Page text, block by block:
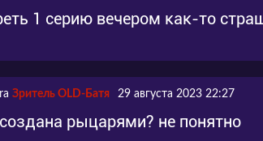
1 серию вечером как-то
Зритель OLD-Батя 29 августа 2023 22:27
рыцарями? не понятно